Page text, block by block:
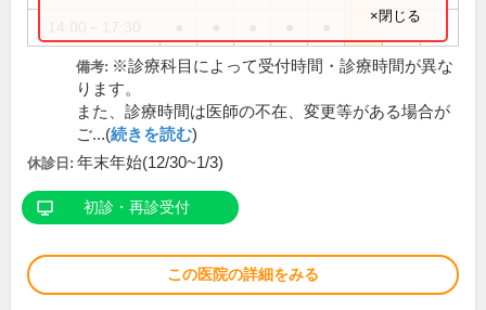
×閉じる
備考: ※診療科目によって受付時間・診療時間が異な
ります。
また、診療時間は医師の不在、変更等がある場合が
ご...(続きを読む)
休診日: 年末年始(12/30~1/3)
初診・再診受付
この医院の詳細をみる